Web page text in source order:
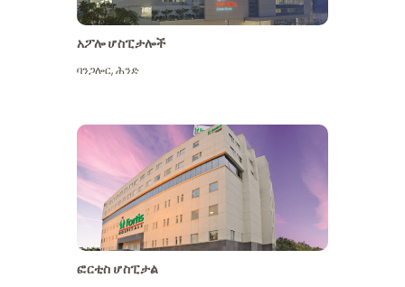
አፖሎ ሆስፒታሎች
ባንጋሎር,ሕንድ
ፎርቲስ ሆስፒታል